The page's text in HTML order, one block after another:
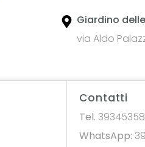
Giardino
via Aldo
Contatti
Tel.
WhatsApp: